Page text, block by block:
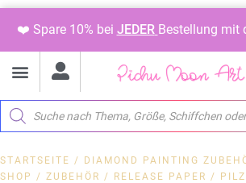
❤️ Spare 10% bei JEDER Bestellung mit
STARTSEITE /
DIAMOND PAINTING
SHOP / ZUBEHÖR / RELEASE PAPER /